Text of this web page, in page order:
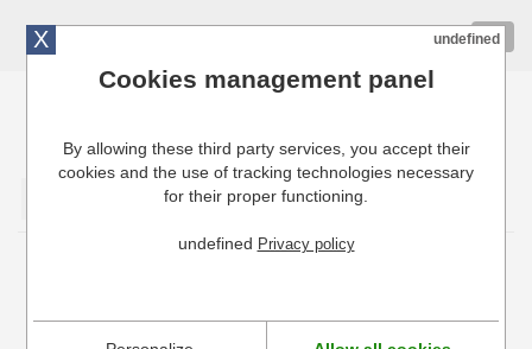
Cuisinresto: Ustensiles de cuisine pour professionnels
X undefined
Cookies management panel
By allowing these third party services, you accept their
cookies and the use of tracking technologies necessary
for their proper functioning.
undefined Privacy policy